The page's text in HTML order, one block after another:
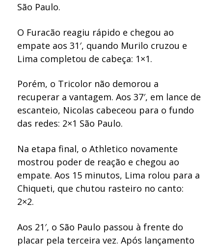
São Paulo.
O Furacão reagiu rápido e chegou ao
empate aos 31′, quando Murilo cruzou e
Lima completou de cabeça: 1×1.
Porém, o Tricolor não demorou a
recuperar a vantagem. Aos 37′, em lance de
escanteio, Nicolas cabeceou para o fundo
das redes: 2×1 São Paulo.
Na etapa final, o Athletico novamente
mostrou poder de reação e chegou ao
empate. Aos 15 minutos, Lima rolou para a
Chiqueti, que chutou rasteiro no canto:
2×2.
Aos 21′, o São Paulo passou à frente do
placar pela terceira vez. Após lançamento